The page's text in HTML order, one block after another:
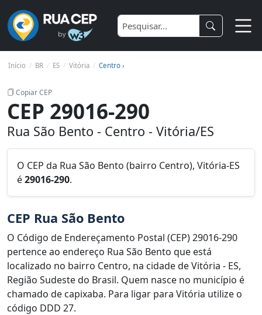
Início BR ES Vitória Centro ›
Copiar CEP
CEP 29016-290
Rua São Bento - Centro - Vitória/ES
O CEP da Rua São Bento (bairro Centro), Vitória-ES
é29016-290.
CEP Rua São Bento
O Código de Endereçamento Postal (CEP) 29016-290
pertence ao endereço Rua São Bento que está
localizado no bairro Centro, na cidade de Vitória - ES,
Região Sudeste do Brasil. Quem nasce no município é
chamado de capixaba. Para ligar para Vitória utilize o
código DDD 27.